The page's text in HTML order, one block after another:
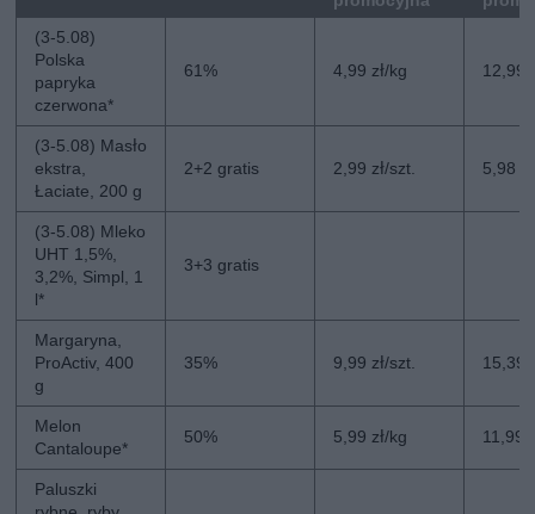
(3-5.08)
Polska
papryka
czerwona*
61% 4,99 zł/kg 12,99
(3-5.08) Masło
ekstra,
Łaciate, 200 g
2+2 gratis 2,99 zł/szt. 5,98
(3-5.08) Mleko
UHT 1,5%,
3,2%, Simpl, 1
l*
3+3 gratis
Margaryna,
ProActiv, 400
g
35% 9,99 zł/szt. 15,39
Melon
Cantaloupe*
50% 5,99 zł/kg 11,99
Paluszki